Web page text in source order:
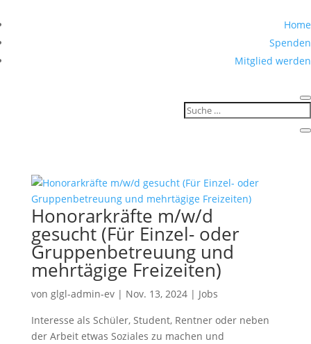
Home
Spenden
Mitglied werden
Honorarkräfte m/w/d
gesucht (Für Einzel- oder
Gruppenbetreuung und
mehrtägige Freizeiten)
von glgl-admin-ev| Nov. 13, 2024| Jobs
Interesse als Schüler, Student, Rentner oder neben
der Arbeit etwas Soziales zu machen und